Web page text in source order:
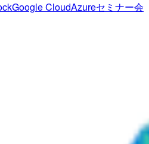
Google CloudAzureセミナー会